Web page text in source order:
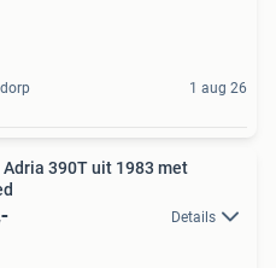
1 aug 26
Adria 390T uit 1983 met
Details